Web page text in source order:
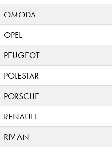
OMODA
OPEL
PEUGEOT
POLESTAR
PORSCHE
RENAULT
RIVIAN